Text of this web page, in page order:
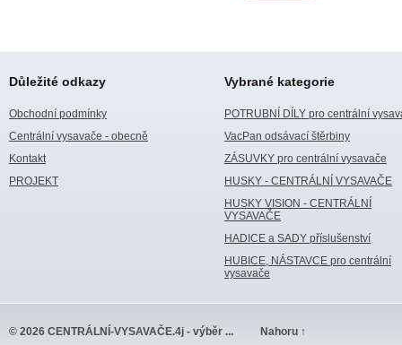
Důležité odkazy
Obchodní podmínky
Centrální vysavače - obecně
Kontakt
PROJEKT
Vybrané kategorie
POTRUBNÍ DÍLY pro centrální
VacPan odsávací štěrbiny
ZÁSUVKY pro centrální vysavače
HUSKY - CENTRÁLNÍ VYSAVAČE
HUSKY VISION - CENTRÁLNÍ
VYSAVAČE
HADICE a SADY příslušenství
HUBICE, NÁSTAVCE pro centrální
vysavače
© 2026 CENTRÁLNÍ-VYSAVAČE.4j - výběr ... Nahoru ↑